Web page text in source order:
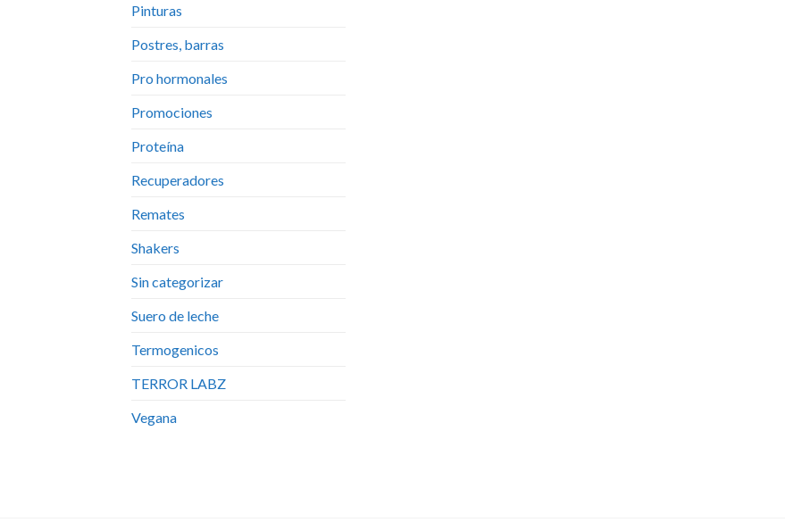
Pinturas
Postres, barras
Pro hormonales
Promociones
Proteína
Recuperadores
Remates
Shakers
Sin categorizar
Suero de leche
Termogenicos
TERROR LABZ
Vegana